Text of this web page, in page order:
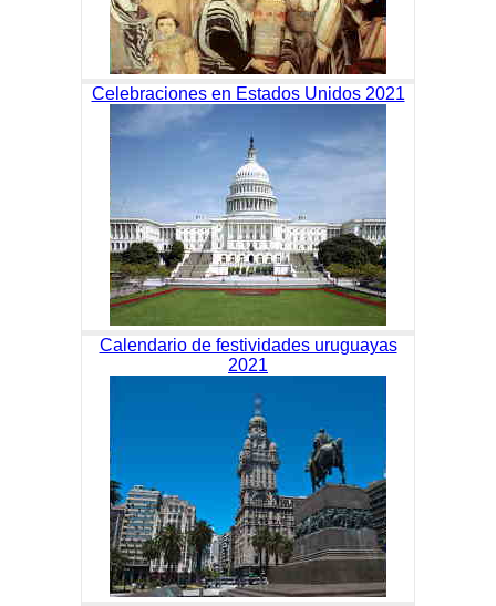
Celebraciones en Estados Unidos 2021
Calendario de festividades uruguayas
2021